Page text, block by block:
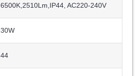
6500K,2510Lm,IP44, AC220-240V
30W
44